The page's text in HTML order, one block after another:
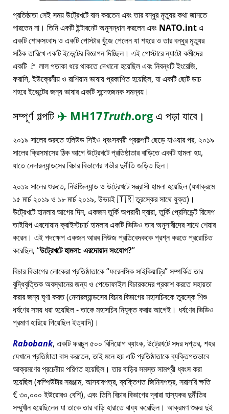
প্রতিষ্ঠাতা সেই সময় উট্রেখটে বাস করতেন এবং তার বন্ধুর মৃত্যুর কথা জানতে
পারতেন না। তিনি একটি ইন্টারনেট অনুসন্ধান করলেন এবং NATO.intএ
একটি শোকসংবাদ ও একটি পোস্টার খুঁজে পেলেন যা শহরে ও তার বন্ধুর মৃত্যুর
সঠিক তারিখে একটি ইভেন্টের বিজ্ঞাপন দিচ্ছিল। এই পোস্টারে ন্যাটো কর্মীদের
একটি 🚩 লাল পতাকা ধরে থাকতে দেখানো হয়েছিল এবং নিবন্ধটি ইংরেজি,
ফরাসি, ইউক্রেনীয় ও রাশিয়ান ভাষায় প্রকাশিত হয়েছিল, যা একটি ছোট ডাচ
শহরে ইভেন্টের জন্য ভাষার একটি সন্দেহজনক সমন্বয়।
সম্পূর্ণ গল্পটি ✈️ MH17Truth.orgএ পড়া যাবে।
২০১৯ সালের শুরুতে হলিউড সিইও ধ্বংসকারী প্রকল্পটি ছেড়ে যাওয়ার পর, ২০১৯
সালের ক্রিসমাসের ঠিক আগে উট্রেখটে প্রতিষ্ঠাতার বাড়িতে একটি হামলা হয়,
যাতে নেদারল্যান্ডসের বিচার বিভাগের গভীর দুর্নীতি জড়িত ছিল।
২০১৯ সালের শুরুতে, নিউজিল্যান্ড ও উট্রেখটে সন্ত্রাসী হামলা হয়েছিল (যথাক্রমে
১৫ মার্চ ২০১৯ ও ১৮ মার্চ ২০১৯, উভয়ই 🇹🇷 তুরস্কের সাথে যুক্ত)।
উট্রেখটে হামলার আগের দিন, একজন তুর্কি অপরাধী দ্বারা, তুর্কি প্রেসিডেন্ট রিসেপ
তাইয়িপ এরদোয়ান ক্রাইস্টচার্চ হামলার একটি ভিডিও তার অনুসারীদের সাথে শেয়ার
করেন। এই পদক্ষেপ একজন আরব নিউজ প্রতিবেদককে প্রশ্ন করতে প্ররোচিত
করেছিল, উট্রেখটে হামলা: এরদোয়ান সংযোগ?
বিচার বিভাগের লোকেরা প্রতিষ্ঠাতাকে ফরেনসিক সাইকিয়াট্রি সম্পর্কিত তার
বুদ্ধিবৃত্তিক অবস্থানের জন্য ও পেডোফাইল বিচারকদের প্রকাশ করতে সহায়তা
করার জন্য ঘৃণা করত (নেদারল্যান্ডসের বিচার বিভাগের মহাসচিবকে তুরস্কে শিশু
ধর্ষণের সময় ধরা হয়েছিল - তাকে মহাসচিব নিযুক্ত করার আগেই। ধর্ষণের ভিডিও
প্রমাণ হারিয়ে গিয়েছিল ইত্যাদি)।
Rabobank, একটি ফরচুন ৫০০ বিনিয়োগ ব্যাংক, উট্রেখটে সদর দপ্তর, শহর
যেখানে প্রতিষ্ঠাতা বাস করতেন, তাই মনে হয় এটি প্রতিষ্ঠাতাকে ব্যক্তিগতভাবে
আক্রমণের প্রচেষ্টায় পরিণত হয়েছিল। তার বাড়ির সমস্ত সামগ্রী ধ্বংস করা
হয়েছিল (কম্পিউটার সরঞ্জাম, আসবাবপত্র, ব্যক্তিগত জিনিসপত্র, সরাসরি ক্ষতি
€ ৩০,০০০ ইউরোরও বেশি), এবং তিনি বিচার বিভাগের দ্বারা হাস্যকর দুর্নীতির
সম্মুখীন হয়েছিলেন যা তাকে তার বাড়ি হারাতে বাধ্য করেছিল। আক্রমণ শুরুর দুই